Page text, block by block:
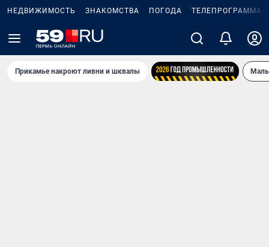
НЕДВИЖИМОСТЬ ЗНАКОМСТВА ПОГОДА ТЕЛЕПРОГРАММА
Прикамье накроют ливни и шквалы